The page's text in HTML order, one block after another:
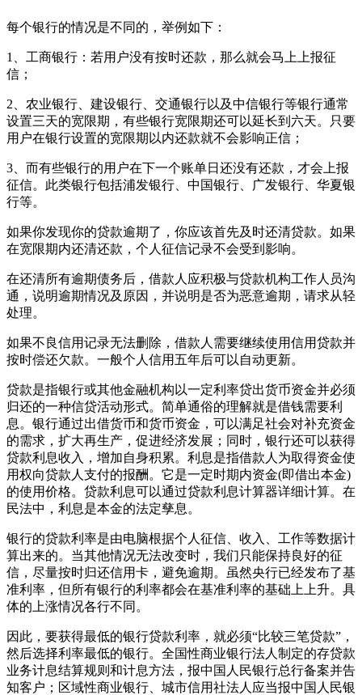
每个银行的情况是不同的，举例如下：
1、工商银行：若用户没有按时还款，那么就会马上上报征
信；
2、农业银行、建设银行、交通银行以及中信银行等银行通常
设置三天的宽限期，有些银行宽限期还可以延长到六天。只要
用户在银行设置的宽限期以内还款就不会影响正信；
3、而有些银行的用户在下一个账单日还没有还款，才会上报
征信。此类银行包括浦发银行、中国银行、广发银行、华夏银
行等。
如果你发现你的贷款逾期了，你应该首先及时还清贷款。如果
在宽限期内还清还款，个人征信记录不会受到影响。
在还清所有逾期债务后，借款人应积极与贷款机构工作人员沟
通，说明逾期情况及原因，并说明是否为恶意逾期，请求从轻
处理。
如果不良信用记录无法删除，借款人需要继续使用信用贷款并
按时偿还欠款。一般个人信用五年后可以自动更新。
贷款是指银行或其他金融机构以一定利率贷出货币资金并必须
归还的一种信贷活动形式。简单通俗的理解就是借钱需要利
息。银行通过出借货币和货币资金，可以满足社会对补充资金
的需求，扩大再生产，促进经济发展；同时，银行还可以获得
贷款利息收入，增加自身积累。利息是指借款人为取得资金使
用权向贷款人支付的报酬。它是一定时期内资金(即借出本金)
的使用价格。贷款利息可以通过贷款利息计算器详细计算。在
民法中，利息是本金的法定孳息。
银行的贷款利率是由电脑根据个人征信、收入、工作等数据计
算出来的。当其他情况无法改变时，我们只能保持良好的征
信，尽量按时归还信用卡，避免逾期。虽然央行已经发布了基
准利率，但所有银行的利率都会在基准利率的基础上上升。具
体的上涨情况各行不同。
因此，要获得最低的银行贷款利率，就必须“比较三笔贷款”，
然后选择利率最低的银行。全国性商业银行法人制定的存贷款
业务计息结算规则和计息方法，报中国人民银行总行备案并告
知客户；区域性商业银行、城市信用社法人应当报中国人民银